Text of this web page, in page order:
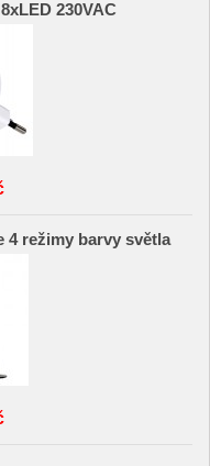
230VAC
4 režimy barvy světla